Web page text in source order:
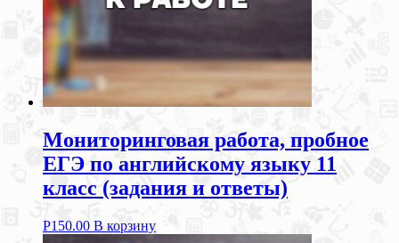
Мониторинговая работа, пробное
ЕГЭ по английскому языку 11
класс (задания и ответы)
Р150.00 В корзину